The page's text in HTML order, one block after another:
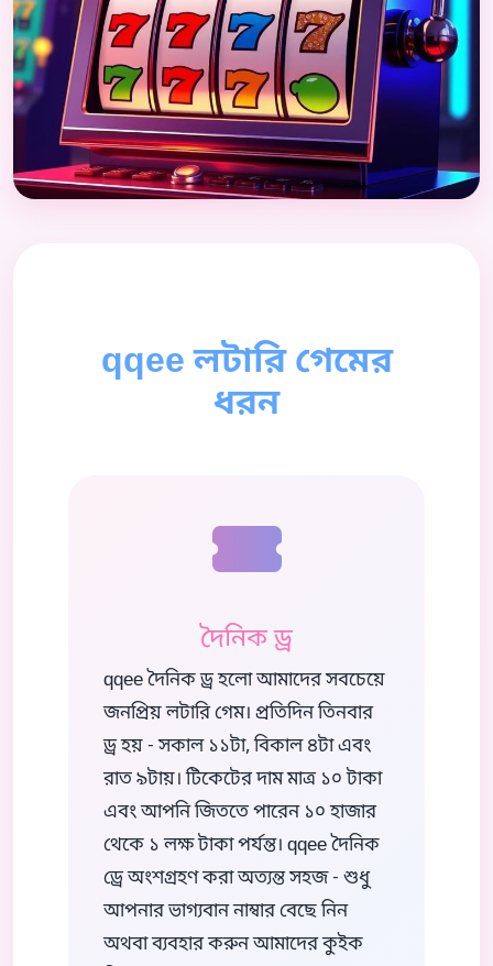
qqee লটারি গেমের
ধরন
দৈনিক ড্র
qqee দৈনিক ড্র হলো আমাদের সবচেয়ে
জনপ্রিয় লটারি গেম। প্রতিদিন তিনবার
ড্র হয় - সকাল ১১টা, বিকাল ৪টা এবং
রাত ৯টায়। টিকেটের দাম মাত্র ১০ টাকা
এবং আপনি জিততে পারেন ১০ হাজার
থেকে ১ লক্ষ টাকা পর্যন্ত। qqee দৈনিক
ড্রে অংশগ্রহণ করা অত্যন্ত সহজ - শুধু
আপনার ভাগ্যবান নাম্বার বেছে নিন
অথবা ব্যবহার করুন আমাদের কুইক